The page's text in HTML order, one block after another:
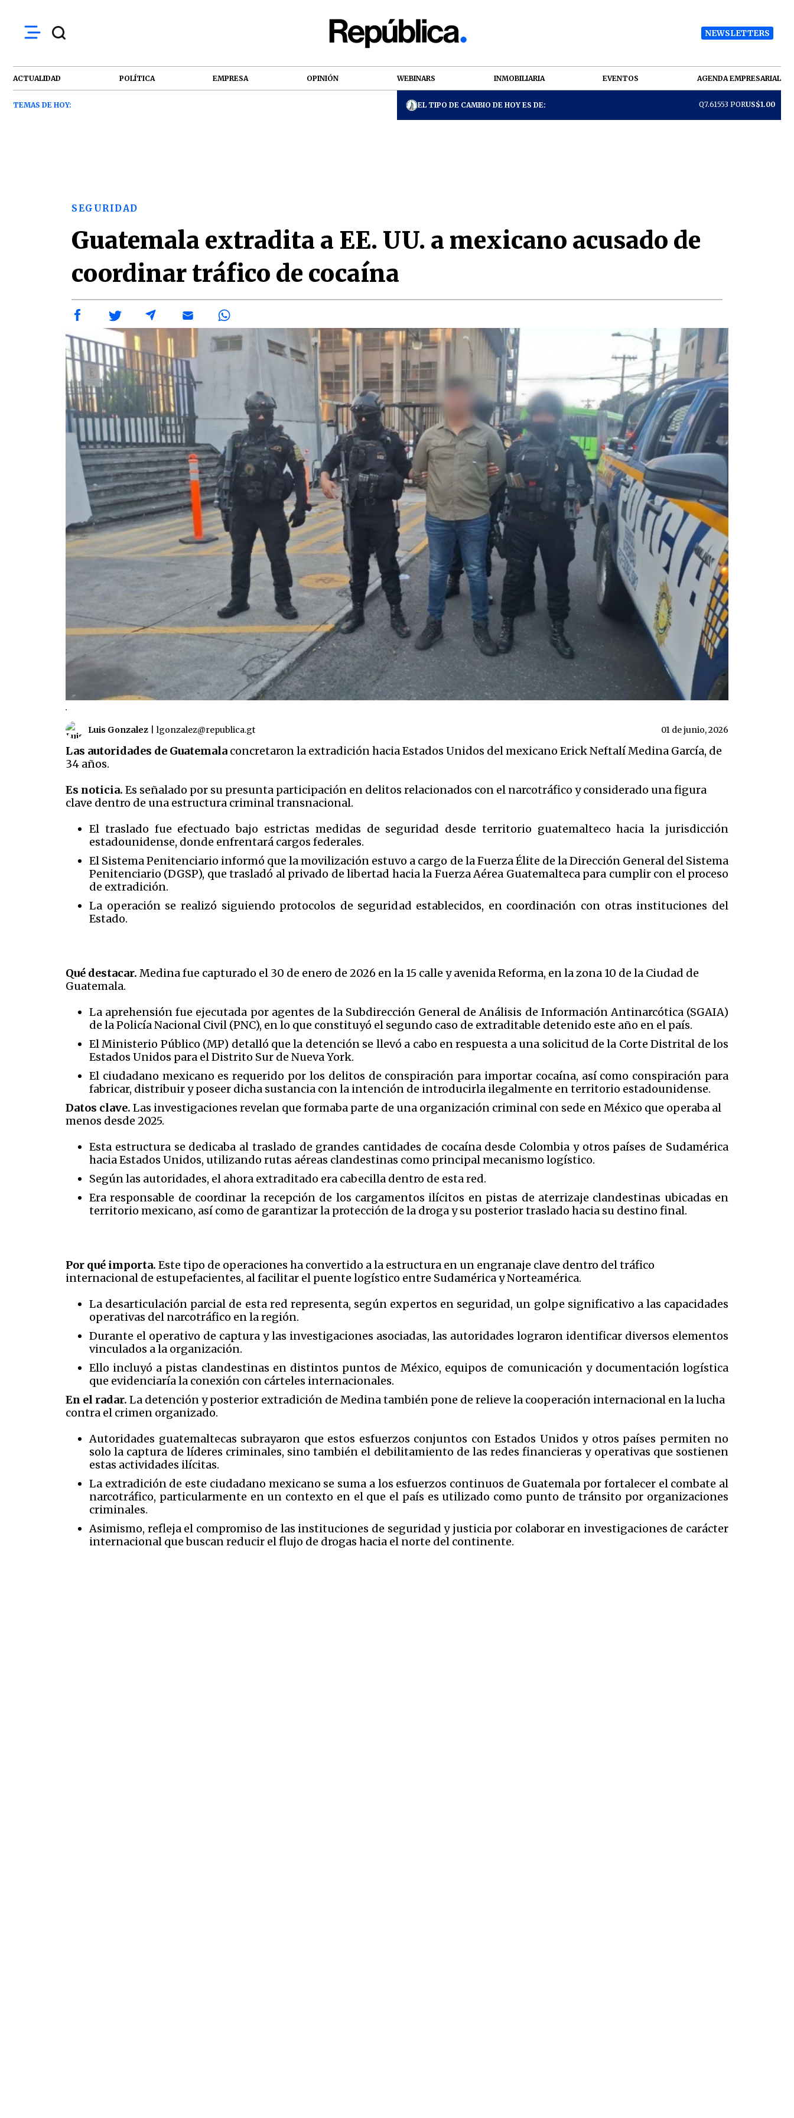
NEWSLETTERS
ACTUALIDAD POLÍTICA EMPRESA OPINIÓN WEBINARS INMOBILIARIA EVENTOS AGENDA EMPRESARIAL
TEMAS DE HOY: EL TIPO DE CAMBIO DE HOY ES DE: Q7.61553 PORUS$1.00
SEGURIDAD
Guatemala extradita a EE. UU. a mexicano acusado de
coordinar tráfico de cocaína
.
Luis Gonzalez lgonzalez@republica.gt 01 de junio, 2026
Las autoridades de Guatemala concretaron la extradición hacia Estados Unidos del mexicano Erick Neftalí Medina García, de
34 años.
Es noticia. Es señalado por su presunta participación en delitos relacionados con el narcotráfico y considerado una figura
clave dentro de una estructura criminal transnacional.
El traslado fue efectuado bajo estrictas medidas de seguridad desde territorio guatemalteco hacia la jurisdicción
estadounidense, donde enfrentará cargos federales.
El Sistema Penitenciario informó que la movilización estuvo a cargo de la Fuerza Élite de la Dirección General del Sistema
Penitenciario (DGSP), que trasladó al privado de libertad hacia la Fuerza Aérea Guatemalteca para cumplir con el proceso
de extradición.
La operación se realizó siguiendo protocolos de seguridad establecidos, en coordinación con otras instituciones del
Estado.
Qué destacar. Medina fue capturado el 30 de enero de 2026 en la 15 calle y avenida Reforma, en la zona 10 de la Ciudad de
Guatemala.
La aprehensión fue ejecutada por agentes de la Subdirección General de Análisis de Información Antinarcótica (SGAIA)
de la Policía Nacional Civil (PNC), en lo que constituyó el segundo caso de extraditable detenido este año en el país.
El Ministerio Público (MP) detalló que la detención se llevó a cabo en respuesta a una solicitud de la Corte Distrital de los
Estados Unidos para el Distrito Sur de Nueva York.
El ciudadano mexicano es requerido por los delitos de conspiración para importar cocaína, así como conspiración para
fabricar, distribuir y poseer dicha sustancia con la intención de introducirla ilegalmente en territorio estadounidense.
Datos clave. Las investigaciones revelan que formaba parte de una organización criminal con sede en México que operaba al
menos desde 2025.
Esta estructura se dedicaba al traslado de grandes cantidades de cocaína desde Colombia y otros países de Sudamérica
hacia Estados Unidos, utilizando rutas aéreas clandestinas como principal mecanismo logístico.
Según las autoridades, el ahora extraditado era cabecilla dentro de esta red.
Era responsable de coordinar la recepción de los cargamentos ilícitos en pistas de aterrizaje clandestinas ubicadas en
territorio mexicano, así como de garantizar la protección de la droga y su posterior traslado hacia su destino final.
Por qué importa. Este tipo de operaciones ha convertido a la estructura en un engranaje clave dentro del tráfico
internacional de estupefacientes, al facilitar el puente logístico entre Sudamérica y Norteamérica.
La desarticulación parcial de esta red representa, según expertos en seguridad, un golpe significativo a las capacidades
operativas del narcotráfico en la región.
Durante el operativo de captura y las investigaciones asociadas, las autoridades lograron identificar diversos elementos
vinculados a la organización.
Ello incluyó a pistas clandestinas en distintos puntos de México, equipos de comunicación y documentación logística
que evidenciaría la conexión con cárteles internacionales.
En el radar. La detención y posterior extradición de Medina también pone de relieve la cooperación internacional en la lucha
contra el crimen organizado.
Autoridades guatemaltecas subrayaron que estos esfuerzos conjuntos con Estados Unidos y otros países permiten no
solo la captura de líderes criminales, sino también el debilitamiento de las redes financieras y operativas que sostienen
estas actividades ilícitas.
La extradición de este ciudadano mexicano se suma a los esfuerzos continuos de Guatemala por fortalecer el combate al
narcotráfico, particularmente en un contexto en el que el país es utilizado como punto de tránsito por organizaciones
criminales.
Asimismo, refleja el compromiso de las instituciones de seguridad y justicia por colaborar en investigaciones de carácter
internacional que buscan reducir el flujo de drogas hacia el norte del continente.